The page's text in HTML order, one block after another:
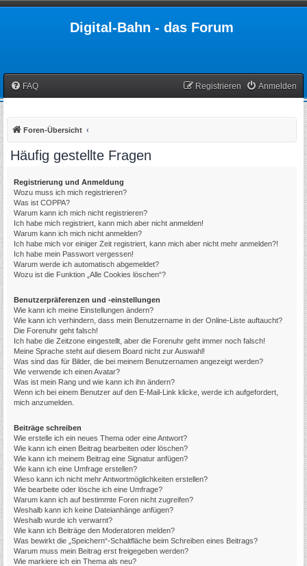
Digital-Bahn - das Forum
FAQ Anmelden
Registrieren
Foren-Übersicht
Häufig gestellte Fragen
Registrierung und Anmeldung
Wozu muss ich mich registrieren?
Was ist COPPA?
Warum kann ich mich nicht registrieren?
Ich habe mich registriert, kann mich aber nicht anmelden!
Warum kann ich mich nicht anmelden?
Ich habe mich vor einiger Zeit registriert, kann mich aber nicht mehr anmelden?!
Ich habe mein Passwort vergessen!
Warum werde ich automatisch abgemeldet?
Wozu ist die Funktion „Alle Cookies löschen“?
Benutzerpräferenzen und -einstellungen
Wie kann ich meine Einstellungen ändern?
Wie kann ich verhindern, dass mein Benutzername in der Online-Liste auftaucht?
Die Forenuhr geht falsch!
Ich habe die Zeitzone eingestellt, aber die Forenuhr geht immer noch falsch!
Meine Sprache steht auf diesem Board nicht zur Auswahl!
Was sind das für Bilder, die bei meinem Benutzernamen angezeigt werden?
Wie verwende ich einen Avatar?
Was ist mein Rang und wie kann ich ihn ändern?
Wenn ich bei einem Benutzer auf den E-Mail-Link klicke, werde ich aufgefordert,
mich anzumelden.
Beiträge schreiben
Wie erstelle ich ein neues Thema oder eine Antwort?
Wie kann ich einen Beitrag bearbeiten oder löschen?
Wie kann ich meinem Beitrag eine Signatur anfügen?
Wie kann ich eine Umfrage erstellen?
Wieso kann ich nicht mehr Antwortmöglichkeiten erstellen?
Wie bearbeite oder lösche ich eine Umfrage?
Warum kann ich auf bestimmte Foren nicht zugreifen?
Weshalb kann ich keine Dateianhänge anfügen?
Weshalb wurde ich verwarnt?
Wie kann ich Beiträge den Moderatoren melden?
Was bewirkt die „Speichern“-Schaltfläche beim Schreiben eines Beitrags?
Warum muss mein Beitrag erst freigegeben werden?
Wie markiere ich ein Thema als neu?